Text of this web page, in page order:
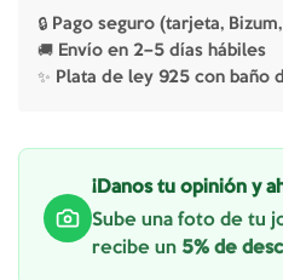
🔒 Pago seguro (tarjeta,
🚚 Envío en 2–5 días hábiles
✨ Plata de ley 925 con baño
¡Danos tu opinión y
Sube una foto de tu
recibe un 5% de